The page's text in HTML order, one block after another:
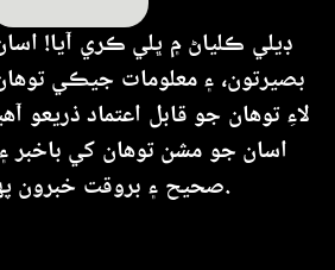
ڊيلي ڪلياڻ ۾ ڀلي ڪري آيا!
بصيرتون، ۽ معلومات جيڪي
لاءِ توهان جو قابل اعتماد ذريعو
اسان جو مشن توهان کي باخبر ۽
صحيح ۽ بروقت خبرون پهچائڻ آهي.